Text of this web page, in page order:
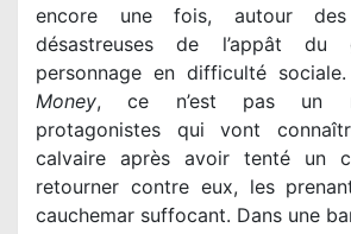
encore une fois, autour des
désastreuses de l’appât
personnage en difficulté
Money, ce n’est pas un
protagonistes qui vont
calvaire après avoir tenté un
retourner contre eux, les
cauchemar suffocant. Dans une